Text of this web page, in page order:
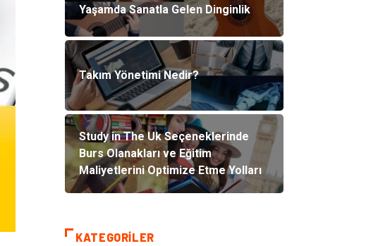
Yaşamda Sanatla Gelen Dinginlik
Takım Yönetimi Nedir?
Study in The Uk Seçeneklerinde
Burs Olanakları ve Eğitim
Maliyetlerini Optimize Etme Yolları
KATEGORILER